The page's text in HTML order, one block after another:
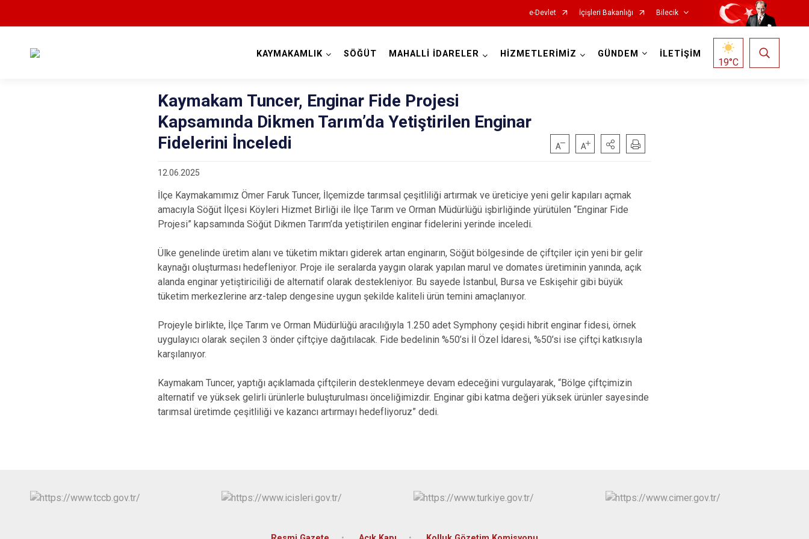
e-Devlet İçişleri Bakanlığı Bilecik
Bozüyük
Gölpazarı
İnhisar
Osmaneli
Pazaryeri
Söğüt
KAYMAKAMLIK SÖĞÜT MAHALLİ İDARELER HİZMETLERİMİZ GÜNDEM İLETİŞİM
19°C
Kaymakam Tuncer, Enginar Fide Projesi
Kapsamında Dikmen Tarım’da Yetiştirilen Enginar
Fidelerini İnceledi
12.06.2025
İlçe Kaymakamımız Ömer Faruk Tuncer, İlçemizde tarımsal çeşitliliği artırmak ve üreticiye yeni gelir kapıları açmak
amacıyla Söğüt İlçesi Köyleri Hizmet Birliği ile İlçe Tarım ve Orman Müdürlüğü işbirliğinde yürütülen “Enginar Fide
Projesi” kapsamında Söğüt Dikmen Tarım’da yetiştirilen enginar fidelerini yerinde inceledi.
Ülke genelinde üretim alanı ve tüketim miktarı giderek artan enginarın, Söğüt bölgesinde de çiftçiler için yeni bir gelir
kaynağı oluşturması hedefleniyor. Proje ile seralarda yaygın olarak yapılan marul ve domates üretiminin yanında, açık
alanda enginar yetiştiriciliği de alternatif olarak destekleniyor. Bu sayede İstanbul, Bursa ve Eskişehir gibi büyük
tüketim merkezlerine arz-talep dengesine uygun şekilde kaliteli ürün temini amaçlanıyor.
Projeyle birlikte, İlçe Tarım ve Orman Müdürlüğü aracılığıyla 1.250 adet Symphony çeşidi hibrit enginar fidesi, örnek
uygulayıcı olarak seçilen 3 önder çiftçiye dağıtılacak. Fide bedelinin %50’si İl Özel İdaresi, %50’si ise çiftçi katkısıyla
karşılanıyor.
Kaymakam Tuncer, yaptığı açıklamada çiftçilerin desteklenmeye devam edeceğini vurgulayarak, “Bölge çiftçimizin
alternatif ve yüksek gelirli ürünlerle buluşturulması önceliğimizdir. Enginar gibi katma değeri yüksek ürünler sayesinde
tarımsal üretimde çeşitliliği ve kazancı artırmayı hedefliyoruz” dedi.